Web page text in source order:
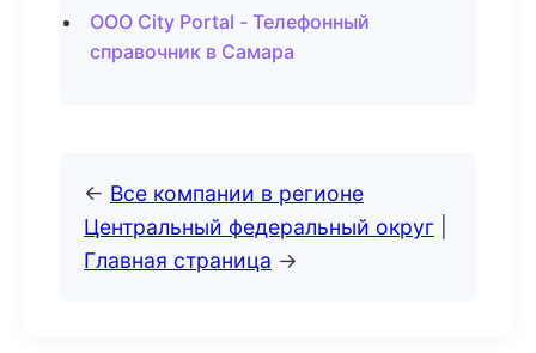
ООО City Portal - Телефонный
справочник в Самара
← Все компании в регионе
Центральный федеральный округ
Главная страница →